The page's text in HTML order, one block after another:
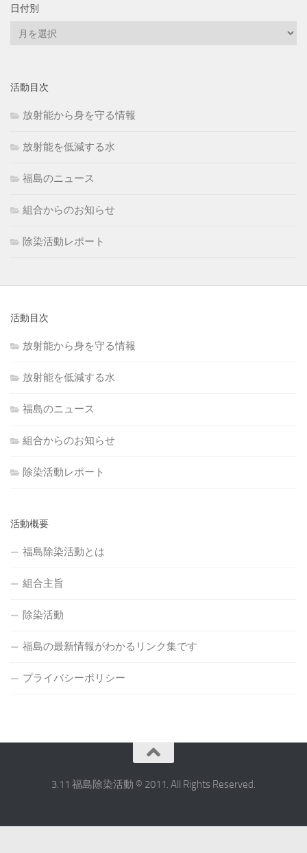
日付別
活動目次
放射能から身を守る情報
放射能を低減する水
福島のニュース
組合からのお知らせ
除染活動レポート
活動目次
放射能から身を守る情報
放射能を低減する水
福島のニュース
組合からのお知らせ
除染活動レポート
活動概要
福島除染活動とは
組合主旨
除染活動
福島の最新情報がわかるリンク集です
プライバシーポリシー
3.11 福島除染活動 © 2011. All Rights Reserved.